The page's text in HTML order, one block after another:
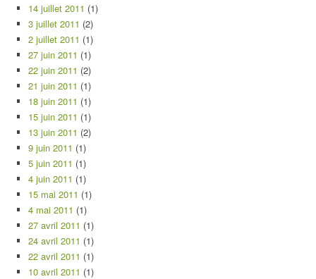
14 juillet 2011 (1)
3 juillet 2011 (2)
2 juillet 2011 (1)
27 juin 2011 (1)
22 juin 2011 (2)
21 juin 2011 (1)
18 juin 2011 (1)
15 juin 2011 (1)
13 juin 2011 (2)
9 juin 2011 (1)
5 juin 2011 (1)
4 juin 2011 (1)
15 mai 2011 (1)
4 mai 2011 (1)
27 avril 2011 (1)
24 avril 2011 (1)
22 avril 2011 (1)
10 avril 2011 (1)